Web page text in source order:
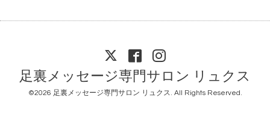
足裏メッセージ専門サロン リュクス
©2026 足裏メッセージ専門サロン リュクス. All Rights Reserved.